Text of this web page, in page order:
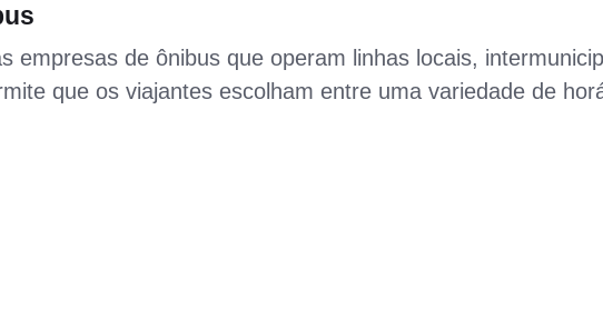
empresas de ônibus que operam linhas locais,
que os viajantes escolham entre uma variedade de